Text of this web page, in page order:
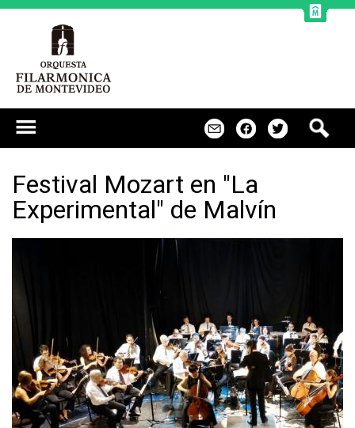
Festival Mozart en "La
Experimental" de Malvín
s